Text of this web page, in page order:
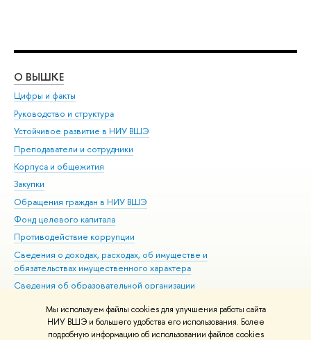
Мы используем файлы cookies для улучшения работы сайта
НИУ ВШЭ и большего удобства его использования. Более
подробную информацию об использовании файлов cookies
О ВЫШКЕ
Цифры и факты
Руководство и структура
Устойчивое развитие в НИУ ВШЭ
Преподаватели и сотрудники
Корпуса и общежития
Закупки
Обращения граждан в НИУ ВШЭ
Фонд целевого капитала
Противодействие коррупции
Сведения о доходах, расходах, об имуществе и
обязательствах имущественного характера
Сведения об образовательной организации
Людям с ограниченными возможностями здоровья
Единая платежная страница